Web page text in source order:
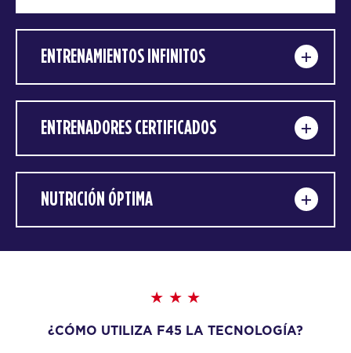
ENTRENAMIENTOS INFINITOS
ENTRENADORES CERTIFICADOS
NUTRICIÓN ÓPTIMA
¿CÓMO UTILIZA F45 LA TECNOLOGÍA?